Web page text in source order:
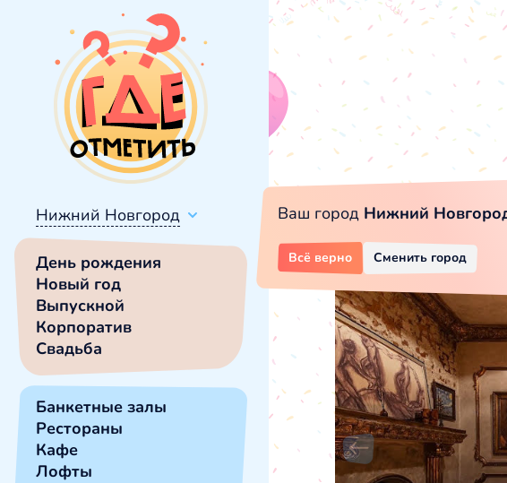
Нижний Новгород
День рождения
Новый год
Выпускной
Корпоратив
Свадьба
Банкетные залы
Рестораны
Кафе
Лофты
Ваш город Нижний
Всё верно Сменить город